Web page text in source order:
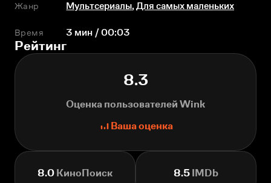
Жанр Мультсериалы,Для самых маленьких
Время 3 мин / 00:03
Рейтинг
8.3
Оценка пользователей Wink
Ваша оценка
8.0 КиноПоиск 8.5 IMDb